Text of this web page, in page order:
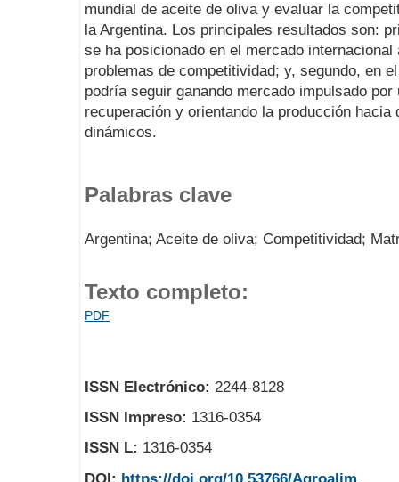
mundial de aceite de oliva y evaluar la
la Argentina. Los principales resultados son:
se ha posicionado en el mercado
problemas de competitividad; y, segundo, en
podría seguir ganando mercado impulsado por
recuperación y orientando la producción
dinámicos.
Palabras clave
Argentina; Aceite de oliva; Competitividad;
Texto completo:
PDF
ISSN Electrónico: 2244-8128
ISSN Impreso: 1316-0354
ISSN L: 1316-0354
DOI: https://doi.org/10.53766/Agroalim